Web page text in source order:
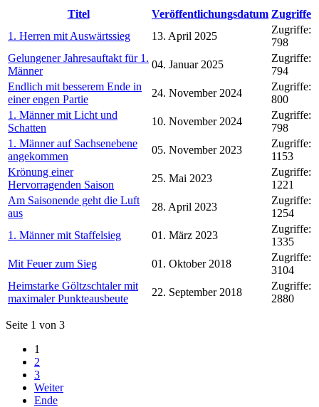
Titel Veröffentlichungsdatum Zugriffe
1. Herren mit Auswärtssieg
13. April 2025
Zugriffe:
798
Gelungener Jahresauftakt für 1.
Männer
04. Januar 2025
Zugriffe:
794
Endlich mit besserem Ende in
einer engen Partie
24. November 2024
Zugriffe:
800
1. Männer mit Licht und
Schatten
10. November 2024
Zugriffe:
798
1. Männer auf Sachsenebene
angekommen
05. November 2023
Zugriffe:
1153
Krönung einer
Hervorragenden Saison
25. Mai 2023
Zugriffe:
1221
Am Saisonende geht die Luft
aus
28. April 2023
Zugriffe:
1254
1. Männer mit Staffelsieg
01. März 2023
Zugriffe:
1335
Mit Feuer zum Sieg
01. Oktober 2018
Zugriffe:
3104
Heimstarke Göltzschtaler mit
maximaler Punkteausbeute
22. September 2018
Zugriffe:
2880
Seite 1 von 3
1
2
3
Weiter
Ende